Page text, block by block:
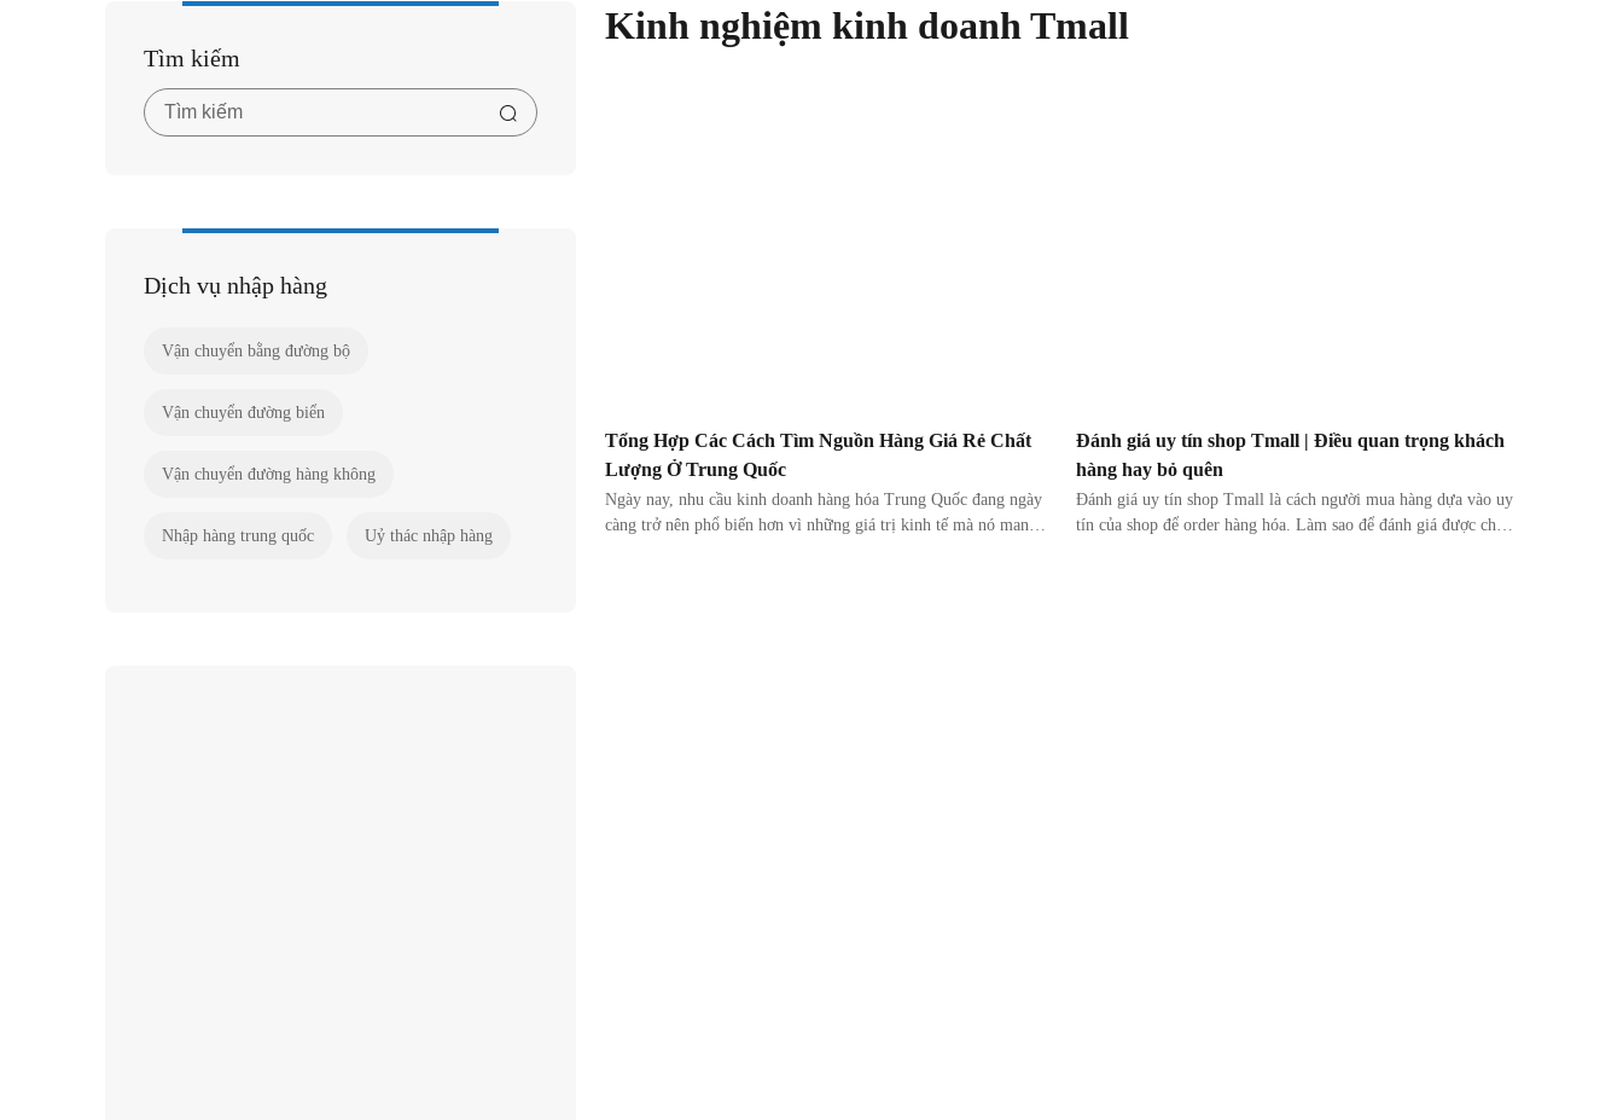
Tìm kiếm
Dịch vụ nhập hàng
Vận chuyển bằng đường bộ
Vận chuyển đường biển
Vận chuyển đường hàng không
Nhập hàng trung quốc Uỷ thác nhập hàng
Kinh nghiệm kinh doanh Tmall
Tổng Hợp Các Cách Tìm Nguồn Hàng Giá Rẻ Chất
Lượng Ở Trung Quốc
Ngày nay, nhu cầu kinh doanh hàng hóa Trung Quốc đang ngày
càng trở nên phổ biến hơn vì những giá trị kinh tế mà nó mang
Đánh giá uy tín shop Tmall | Điều quan trọng khách
hàng hay bỏ quên
Đánh giá uy tín shop Tmall là cách người mua hàng dựa vào uy
tín của shop để order hàng hóa. Làm sao để đánh giá được chất